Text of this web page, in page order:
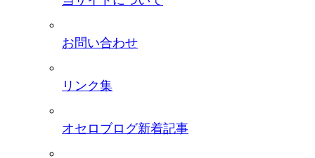
お問い合わせ
リンク集
オセロブログ新着記事